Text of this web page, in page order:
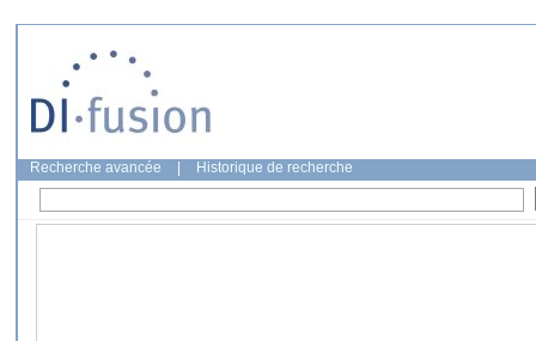
Recherche avancée Historique de recherche